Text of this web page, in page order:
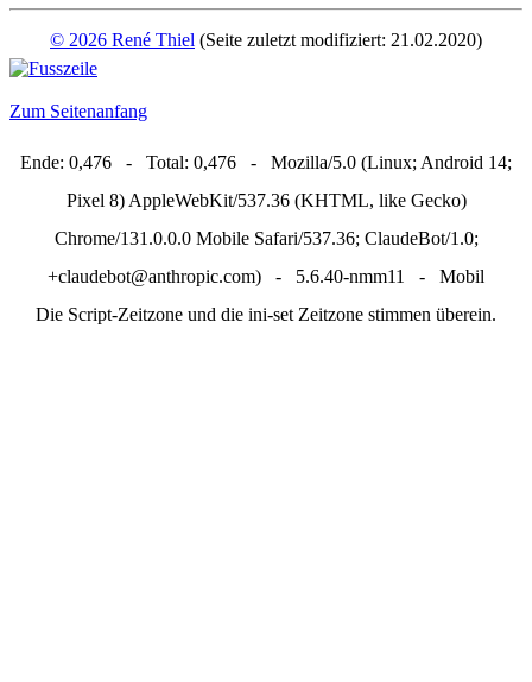
© 2026 René Thiel (Seite zuletzt modifiziert: 21.02.2020)
Zum Seitenanfang
Ende: 0,476 - Total: 0,476 - Mozilla/5.0 (Linux; Android 14;
Pixel 8) AppleWebKit/537.36 (KHTML, like Gecko)
Chrome/131.0.0.0 Mobile Safari/537.36; ClaudeBot/1.0;
+claudebot@anthropic.com) - 5.6.40-nmm11 - Mobil
Die Script-Zeitzone und die ini-set Zeitzone stimmen überein.